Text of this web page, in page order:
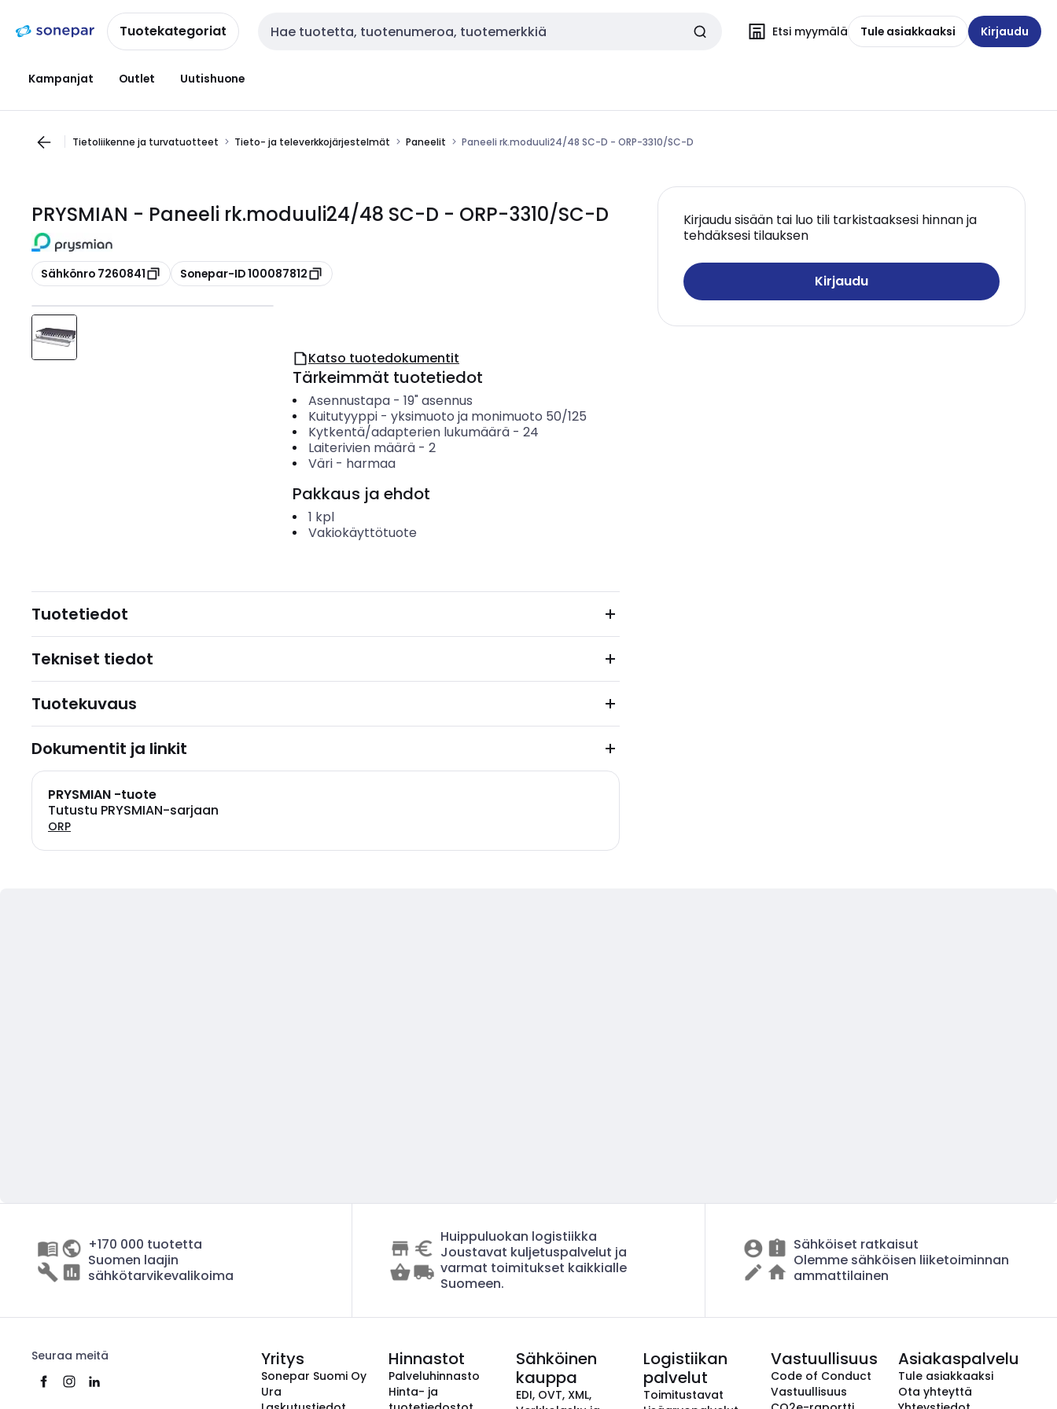
navigointiinsisältöönTuotekategoriat Haku Etsi myymälä Tule asiakkaaksi Kirjaudu
Kampanjat Outlet Uutishuone
Tietoliikenne ja turvatuotteet Tieto- ja televerkkojärjestelmät Paneelit Paneeli rk.moduuli24/48 SC-D - ORP-3310/SC-D
PRYSMIAN - Paneeli rk.moduuli24/48 SC-D - ORP-3310/SC-D
Kopioi
Sähkönro 7260841 Kopioi
Sonepar-ID 100087812
Kirjaudu sisään tai luo tili tarkistaaksesi hinnan ja
tehdäksesi tilauksen
Kirjaudu
Katso tuotedokumentit
Tärkeimmät tuotetiedot
Asennustapa- 19" asennus
Kuitutyyppi- yksimuoto ja monimuoto 50/125
Kytkentä/adapterien lukumäärä- 24
Laiterivien määrä- 2
Väri- harmaa
Pakkaus ja ehdot
1 kpl
Vakiokäyttötuote
Tuotetiedot
Tekniset tiedot
Tuotekuvaus
Dokumentit ja linkit
PRYSMIAN -tuote
Tutustu PRYSMIAN-sarjaan
ORP
+170 000 tuotetta
Suomen laajin
sähkötarvikevalikoima
Huippuluokan logistiikka
Joustavat kuljetuspalvelut ja
varmat toimitukset kaikkialle
Suomeen.
Sähköiset ratkaisut
Olemme sähköisen liiketoiminnan
ammattilainen
Seuraa meitä Yritys
Sonepar Suomi Oy
Ura
Hinnastot
Palveluhinnasto
Hinta- ja
Sähköinen
kauppa
EDI, OVT, XML,
Logistiikan
palvelut
Toimitustavat
Vastuullisuus
Code of Conduct
Vastuullisuus
Asiakaspalvelu
Tule asiakkaaksi
Ota yhteyttä